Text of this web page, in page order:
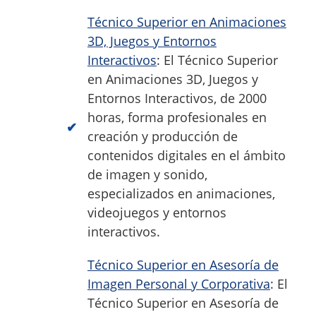
Técnico Superior en Animaciones
3D, Juegos y Entornos
Interactivos: El Técnico Superior
en Animaciones 3D, Juegos y
Entornos Interactivos, de 2000
horas, forma profesionales en
creación y producción de
contenidos digitales en el ámbito
de imagen y sonido,
especializados en animaciones,
videojuegos y entornos
interactivos.
Técnico Superior en Asesoría de
Imagen Personal y Corporativa: El
Técnico Superior en Asesoría de